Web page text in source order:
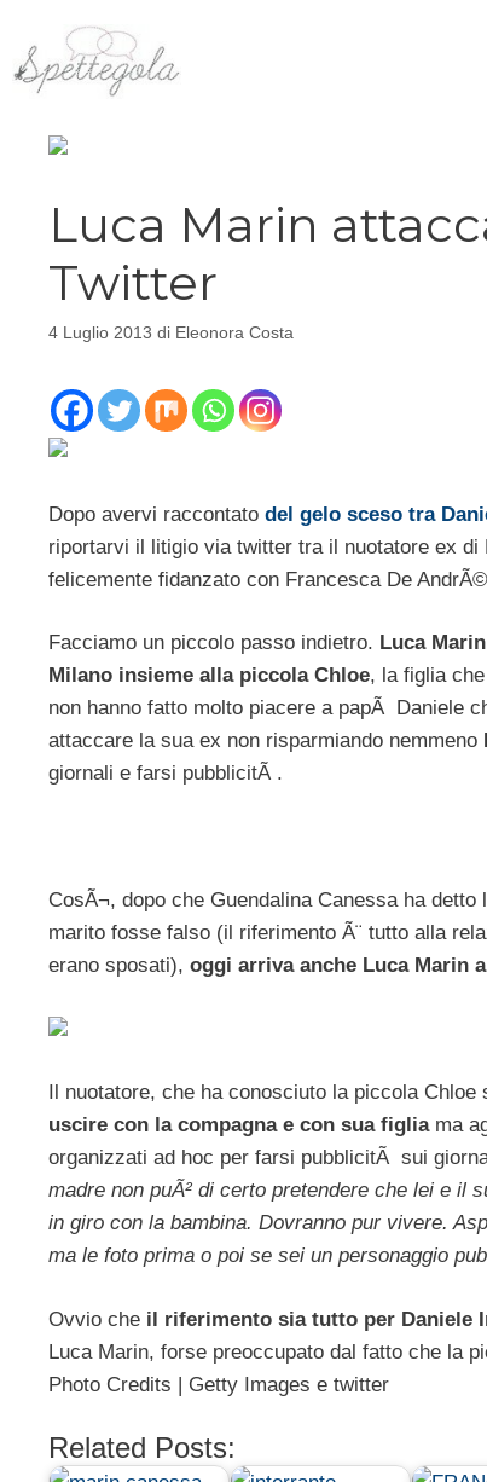
contenuto
Luca Marin
Twitter
4 Luglio 2013 di Eleonora Costa
Dopo avervi raccontato del gelo sceso tra
riportarvi il litigio via twitter tra il nuotatore ex
felicemente fidanzato con Francesca De
Facciamo un piccolo passo indietro. Luca
Milano insieme alla piccola Chloe, la figlia
non hanno fatto molto piacere a papÃ Daniele
attaccare la sua ex non risparmiando nemmeno
giornali e farsi pubblicitÃ .
CosÃ¬, dopo che Guendalina Canessa ha
marito fosse falso (il riferimento Ã¨ tutto alla
erano sposati), oggi arriva anche Luca Marin
Il nuotatore, che ha conosciuto la piccola
uscire con la compagna e con sua figlia ma
organizzati ad hoc per farsi pubblicitÃ sui
madre non puÃ² di certo pretendere che lei e il
in giro con la bambina. Dovranno pur vivere.
ma le foto prima o poi se sei un personaggio
Ovvio che il riferimento sia tutto per Daniele
Luca Marin, forse preoccupato dal fatto che la
Photo Credits | Getty Images e twitter
Related Posts: